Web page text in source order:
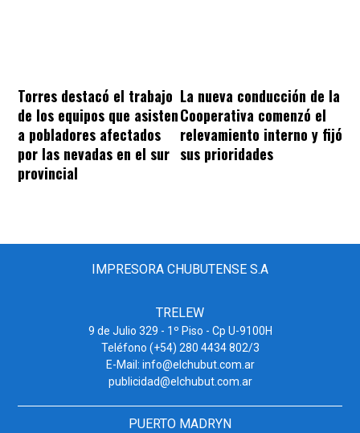
Torres destacó el trabajo
de los equipos que asisten
a pobladores afectados
por las nevadas en el sur
provincial
La nueva conducción de la
Cooperativa comenzó el
relevamiento interno y fijó
sus prioridades
IMPRESORA CHUBUTENSE S.A
TRELEW
9 de Julio 329 - 1º Piso - Cp U-9100H
Teléfono (+54) 280 4434 802/3
E-Mail: info@elchubut.com.ar
publicidad@elchubut.com.ar
PUERTO MADRYN